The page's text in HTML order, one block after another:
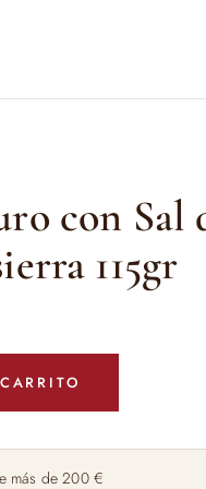
con Sal
115gr
más de 200 €